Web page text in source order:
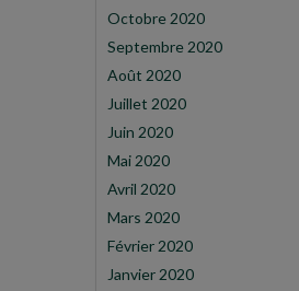
Octobre 2020
Septembre 2020
Août 2020
Juillet 2020
Juin 2020
Mai 2020
Avril 2020
Mars 2020
Février 2020
Janvier 2020